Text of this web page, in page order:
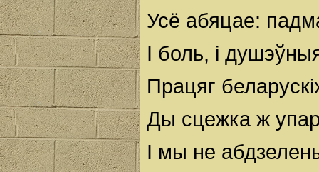
Усё абяцае:
І боль, і
Працяг
Ды сцежка ж
І мы не